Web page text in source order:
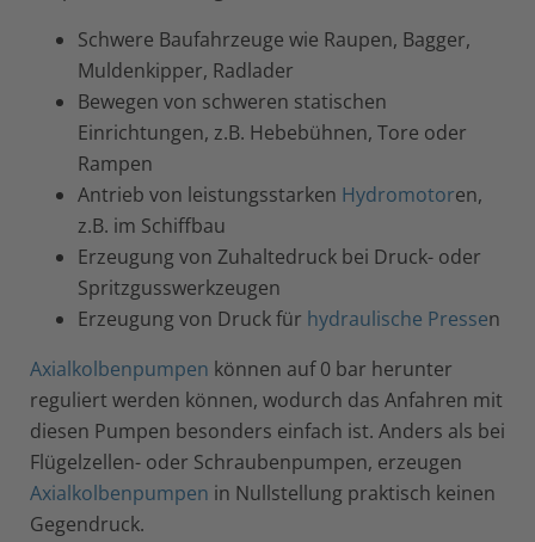
Schwere Baufahrzeuge wie Raupen, Bagger,
Muldenkipper, Radlader
Bewegen von schweren statischen
Einrichtungen, z.B. Hebebühnen, Tore oder
Rampen
Antrieb von leistungsstarken Hydromotoren,
z.B. im Schiffbau
Erzeugung von Zuhaltedruck bei Druck- oder
Spritzgusswerkzeugen
Erzeugung von Druck für hydraulische Pressen
Axialkolbenpumpen können auf 0 bar herunter
reguliert werden können, wodurch das Anfahren mit
diesen Pumpen besonders einfach ist. Anders als bei
Flügelzellen- oder Schraubenpumpen, erzeugen
Axialkolbenpumpen in Nullstellung praktisch keinen
Gegendruck.